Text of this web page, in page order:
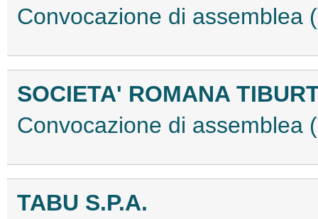
Convocazione di assemblea
SOCIETA' ROMANA
Convocazione di assemblea
TABU S.P.A.